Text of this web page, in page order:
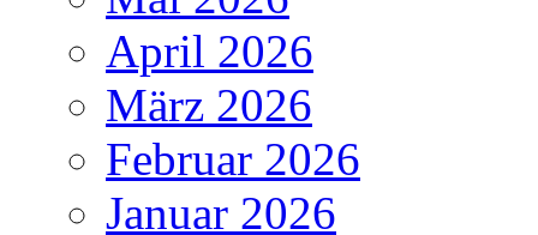
April 2026
März 2026
Februar 2026
Januar 2026